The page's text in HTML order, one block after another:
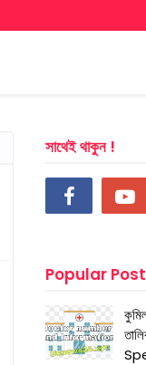
সাথেই থাকুন !
Popular